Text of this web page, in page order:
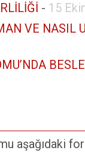
- 15
VE NASIL
aşağıdaki